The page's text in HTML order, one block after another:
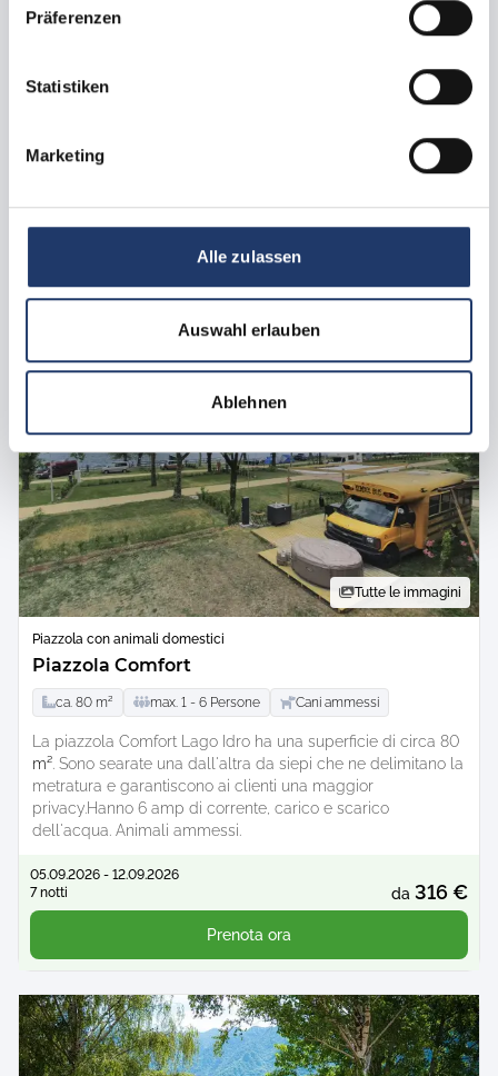
Präferenzen
Statistiken
Marketing
Alle zulassen
Auswahl erlauben
Ablehnen
Quando desidera viaggiare?
Con chi viaggi?
Sistemazioni e piazzole
Tutte le immagini
Piazzola con animali domestici
Piazzola Comfort
ca. 80 m² max. 1 - 6 Persone Cani ammessi
La piazzola Comfort Lago Idro ha una superficie di circa 80
m² . Sono searate una dall'altra da siepi che ne delimitano la
metratura e garantiscono ai clienti una maggior
privacy.Hanno 6 amp di corrente, carico e scarico
dell'acqua. Animali ammessi.
05.09.2026 - 12.09.2026
7 notti
da 316 €
Prenota ora